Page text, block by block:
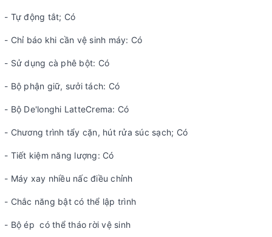
- Tự động tắt; Có
- Chỉ báo khi cần vệ sinh máy: Có
- Sử dụng cà phê bột: Có
- Bộ phận giữ, sưởi tách: Có
- Bộ De'longhi LatteCrema: Có
- Chương trình tẩy cặn, hút rửa súc sạch; Có
- Tiết kiệm năng lượng: Có
- Máy xay nhiều nấc điều chỉnh
- Chắc năng bật có thể lập trình
- Bộ ép có thể tháo rời vệ sinh